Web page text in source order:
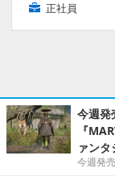
正社員
今週発
『
ァン
今週発